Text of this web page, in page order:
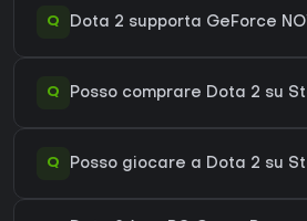
Q Dota 2 supporta GeForce
Q Posso comprare Dota 2 su
Q Posso giocare a Dota 2 su